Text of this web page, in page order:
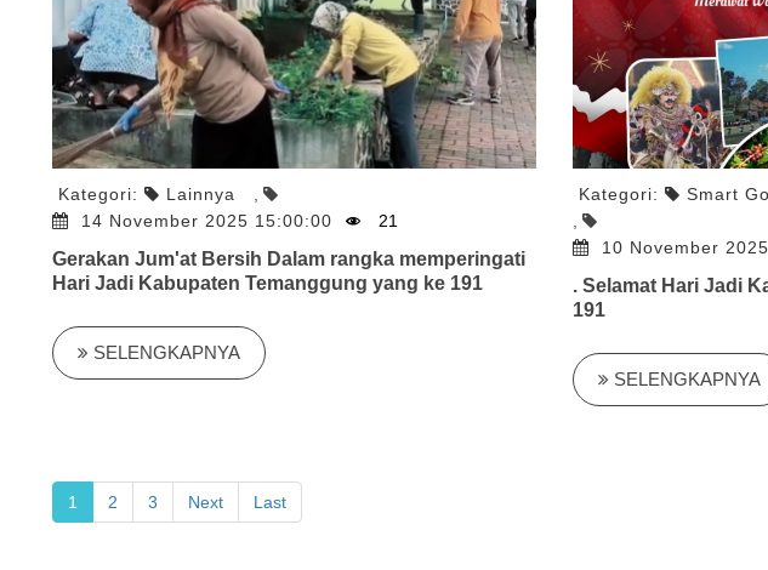
Kategori: Lainnya
14 November 2025 15:00:00
21
Gerakan Jum'at Bersih Dalam rangka memperingati
Hari Jadi Kabupaten Temanggung yang ke 191
SELENGKAPNYA
Kategori:
Smart
,
10 November
. Selamat Hari Jadi
191
SELENGKAPNYA
1 2 3 Next Last